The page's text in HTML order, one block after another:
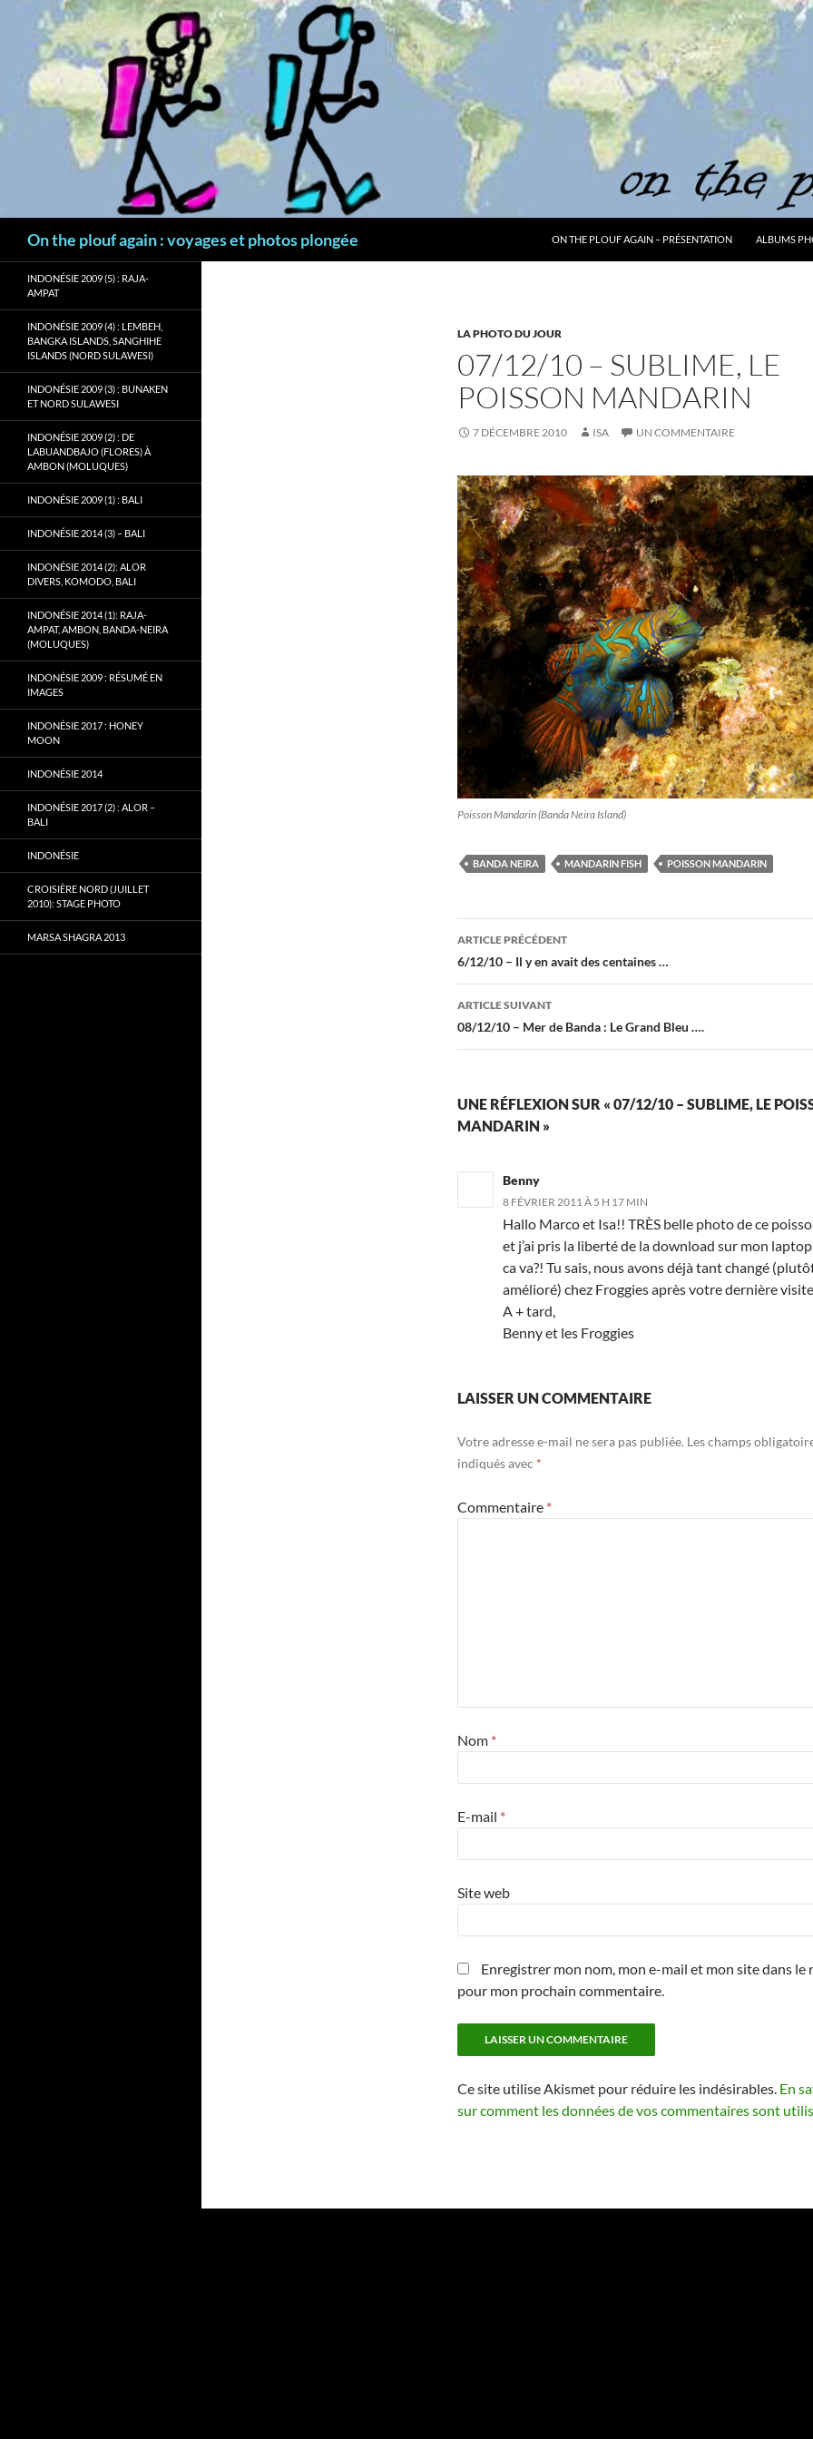
contenu
On the plouf again : voyages et photos plongée ON THE PLOUF AGAIN – PRÉSENTATION ALBUMS
LA PHOTO DU JOUR
07/12/10 – SUBLIME, LE
POISSON MANDARIN
7 DÉCEMBRE 2010 ISA UN COMMENTAIRE
Poisson Mandarin (Banda Neira Island)
BANDA NEIRA MANDARIN FISH POISSON MANDARIN
Navigation
des
articles
ARTICLE PRÉCÉDENT
6/12/10 – Il y en avait des centaines …
ARTICLE SUIVANT
08/12/10 – Mer de Banda : Le Grand Bleu ….
UNE RÉFLEXION SUR « 07/12/10 – SUBLIME, LE
MANDARIN »
Benny
8 FÉVRIER 2011 À 5 H 17 MIN
Hallo Marco et Isa!! TRÈS belle photo de ce
et j’ai pris la liberté de la download sur mon
ca va?! Tu sais, nous avons déjà tant changé
amélioré) chez Froggies après votre dernière
A + tard,
Benny et les Froggies
LAISSER UN COMMENTAIRE
Votre adresse e-mail ne sera pas publiée. Les champs
indiqués avec *
Commentaire *
Nom *
E-mail *
Site web
Enregistrer mon nom, mon e-mail et mon site dans le
pour mon prochain commentaire.
Ce site utilise Akismet pour réduire les indésirables. En
sur comment les données de vos commentaires sont
INDONÉSIE 2009 (5) : RAJA-
AMPAT
INDONÉSIE 2009 (4) : LEMBEH,
BANGKA ISLANDS, SANGHIHE
ISLANDS (NORD SULAWESI)
INDONÉSIE 2009 (3) : BUNAKEN
ET NORD SULAWESI
INDONÉSIE 2009 (2) : DE
LABUANDBAJO (FLORES) À
AMBON (MOLUQUES)
INDONÉSIE 2009 (1) : BALI
INDONÉSIE 2014 (3) – BALI
INDONÉSIE 2014 (2): ALOR
DIVERS, KOMODO, BALI
INDONÉSIE 2014 (1): RAJA-
AMPAT, AMBON, BANDA-NEIRA
(MOLUQUES)
INDONÉSIE 2009 : RÉSUMÉ EN
IMAGES
INDONÉSIE 2017 : HONEY
MOON
INDONÉSIE 2014
INDONÉSIE 2017 (2) : ALOR –
BALI
INDONÉSIE
CROISIÈRE NORD (JUILLET
2010): STAGE PHOTO
MARSA SHAGRA 2013